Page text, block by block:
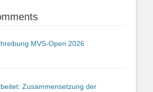
MVS-Open 2026
Zusammensetzung der